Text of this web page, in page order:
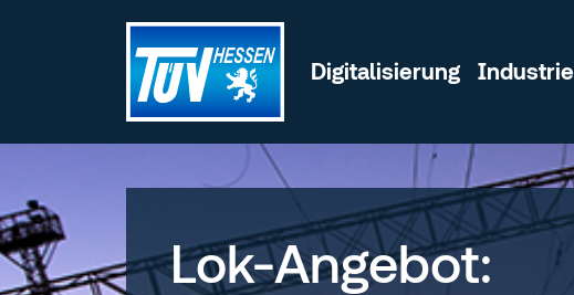
Zum Inhalt wechseln
Digitalisierung Industrie
Lok-Angebot: